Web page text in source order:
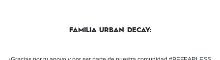
FAMILIA URBAN DECAY: